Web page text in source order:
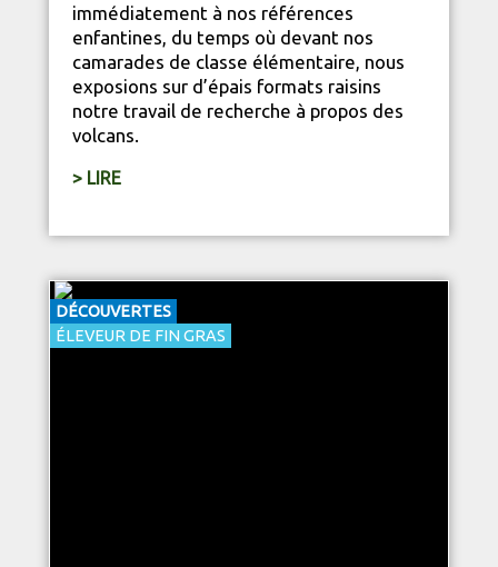
immédiatement à nos références
enfantines, du temps où devant nos
camarades de classe élémentaire, nous
exposions sur d’épais formats raisins
notre travail de recherche à propos des
volcans.
> LIRE
DÉCOUVERTES
ÉLEVEUR DE FIN GRAS